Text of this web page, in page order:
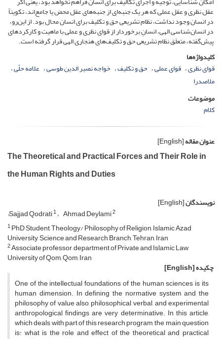
عقل نظری و عقل عملی که هر یک جنبه‌‌ای از جنبه‌های عقل محض یا جامع‌‌اند‌‌، تکویناً
در انسان وجود نداشت‌‌، نظام تشریعی حق و تکلیف برای انسان محال بود. از این‌رو‌‌،
در انسان‌شناسی الهی‌‌، انسانِ برخوردار از قوای نظری و عملی با ماهیت و کارکرد‌های
پیش‌گفته‌‌، متعلَق نظام تشریعی حق و تکلیف‌های هنجاری الهی قرار گرفته است.
کلیدواژه‌ها
قوای نظری‌‌ قوای عملی‌‌ حق و تکلیف‌‌ خواجه نصیر الدین طوسی‌‌ علامه حلّی‌‌
ملاصدرا
موضوعات
کلام
عنوان مقاله[English]
The Theoretical and Practical Forces and Their Role in
the Human Rights and Duties
نویسندگان[English]
ُSajjad Qodrati1 Ahmad Deylami2
1PhD Student, Theology/ Philosophy of Religion, Islamic Azad
University, Science and Research Branch, Tehran, Iran
2Associate professor, department of Private and Islamic Law,
University of Qom, Qom, Iran
چکیده[English]
One of the intellectual foundations of the human sciences is its
human dimension. In defining the normative system and the
philosophy of value also, philosophical, verbal, and experimental
anthropological findings are very determinative. In this article,
which deals with part of this research program, the main question
is: what is the role and effect of the theoretical and practical